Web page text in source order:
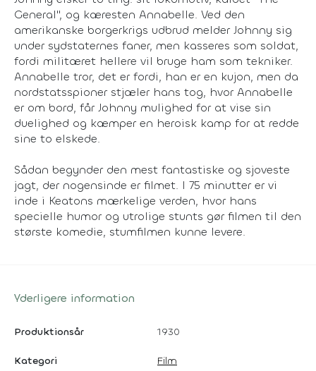
General", og kæresten Annabelle. Ved den
amerikanske borgerkrigs udbrud melder Johnny sig
under sydstaternes faner, men kasseres som soldat,
fordi militæret hellere vil bruge ham som tekniker.
Annabelle tror, det er fordi, han er en kujon, men da
nordstatsspioner stjæler hans tog, hvor Annabelle
er om bord, får Johnny mulighed for at vise sin
duelighed og kæmper en heroisk kamp for at redde
sine to elskede.
Sådan begynder den mest fantastiske og sjoveste
jagt, der nogensinde er filmet. I 75 minutter er vi
inde i Keatons mærkelige verden, hvor hans
specielle humor og utrolige stunts gør filmen til den
største komedie, stumfilmen kunne levere.
Yderligere information
Produktionsår 1930
Kategori
Film